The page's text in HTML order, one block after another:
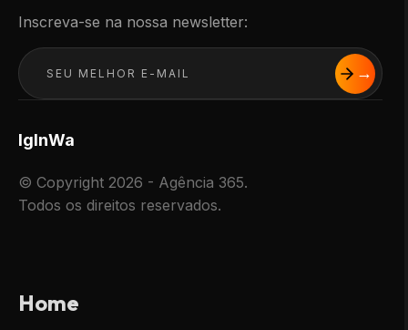
Inscreva-se na nossa newsletter:
IgInWa
© Copyright 2026 - Agência 365.
Todos os direitos reservados.
Home